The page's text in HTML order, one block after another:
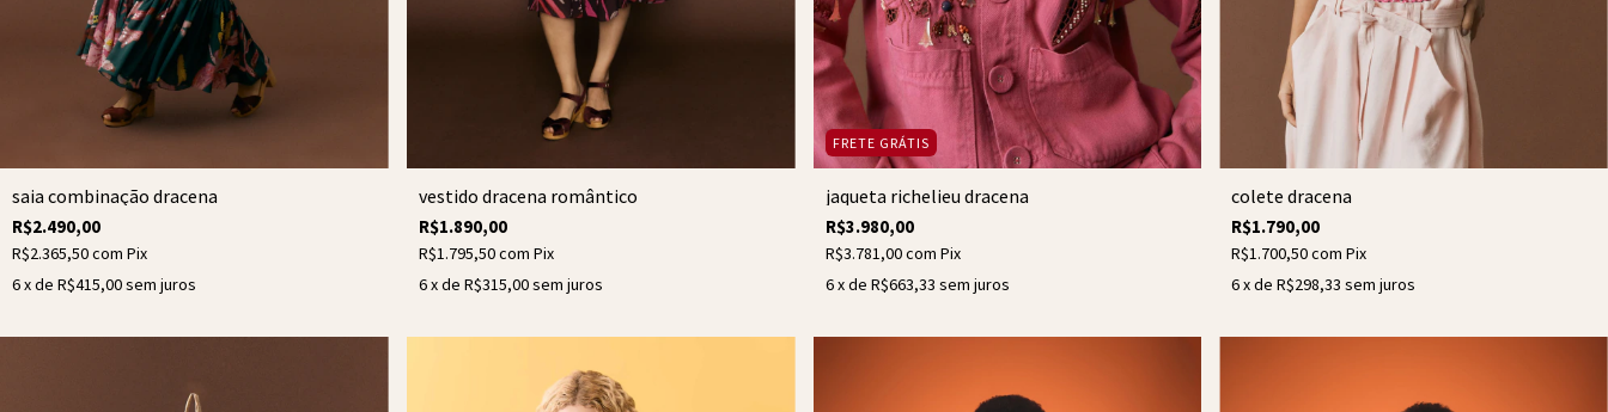
saia combinação dracena
R$2.490,00
R$2.365,50com Pix
6x de R$415,00sem juros
vestido dracena romântico
R$1.890,00
R$1.795,50com Pix
6x de R$315,00sem juros
FRETE GRÁTIS
jaqueta richelieu dracena
R$3.980,00
R$3.781,00com Pix
6x de R$663,33 sem juros
colete dracena
R$1.790,00
R$1.700,50com Pix
6x deR$298,33 sem juros